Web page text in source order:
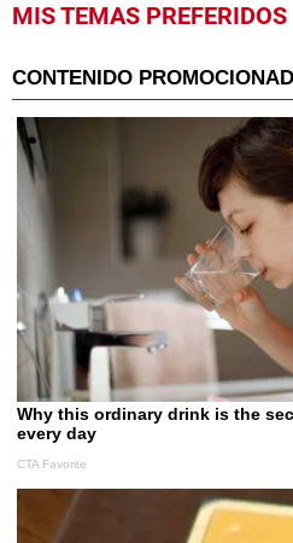
Varios allanamientos en
'Dragón ll' en Honduras
MIS TEMAS PREFERIDOS